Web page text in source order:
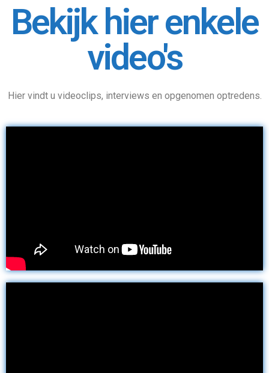
Bekijk hier enkele
video's
Hier vindt u videoclips, interviews en opgenomen optredens.